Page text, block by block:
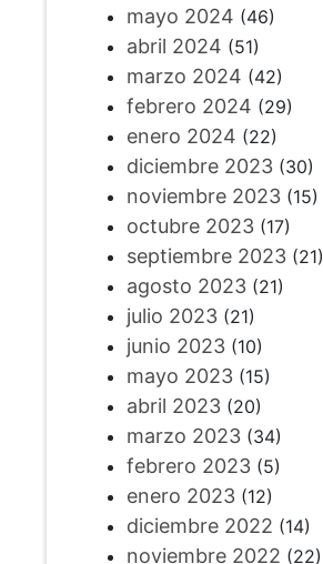
mayo 2024 (46)
abril 2024 (51)
marzo 2024 (42)
febrero 2024 (29)
enero 2024 (22)
diciembre 2023(30)
noviembre 2023(15)
octubre 2023(17)
septiembre 2023(21)
agosto 2023(21)
julio 2023(21)
junio 2023(10)
mayo 2023(15)
abril 2023(20)
marzo 2023(34)
febrero 2023(5)
enero 2023(12)
diciembre 2022 (14)
noviembre 2022 (22)